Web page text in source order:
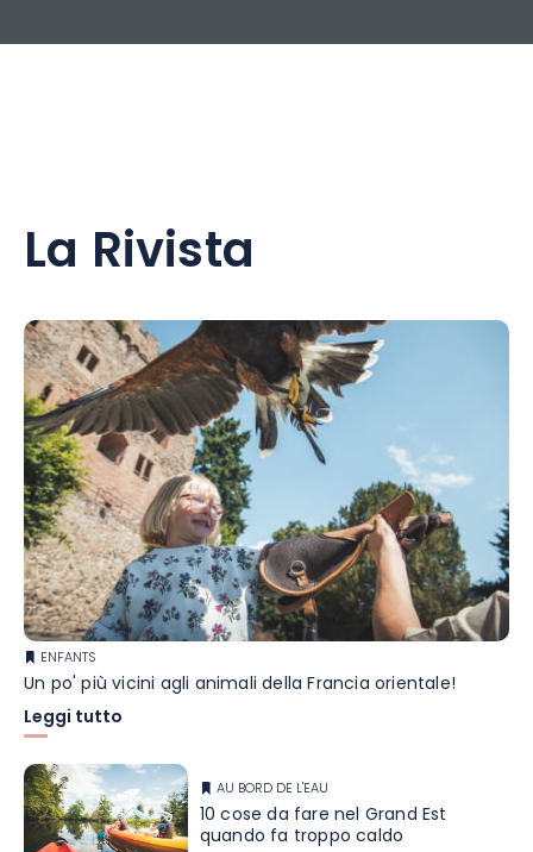
La Rivista
ENFANTS
Un po' più vicini agli animali della Francia orientale!
Leggi tutto
AU BORD DE L'EAU
10 cose da fare nel Grand Est
quando fa troppo caldo